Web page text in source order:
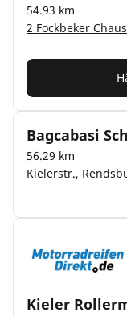
54.93 km
2 Fockbeker
Bagcabasi
56.29 km
Kielerstr.,
Kieler